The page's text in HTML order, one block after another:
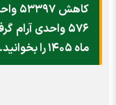
ماه ۱۴۰۵ را بخوانید.